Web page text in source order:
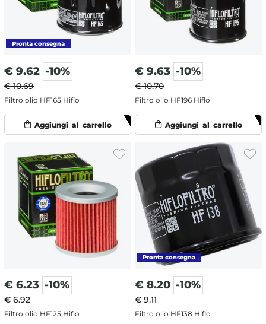
€ 9.62 -10%
€ 10.69
Filtro olio HF165 Hiflo
€ 9.63 -10%
€ 10.70
Filtro olio HF196 Hiflo
€ 6.23 -10%
€ 6.92
Filtro olio HF125 Hiflo
€ 8.20 -10%
€ 9.11
Filtro olio HF138 Hiflo